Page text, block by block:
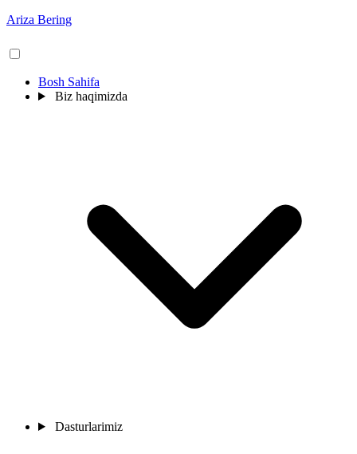
Ariza Bering
Bosh Sahifa
Biz haqimizda
Dasturlarimiz